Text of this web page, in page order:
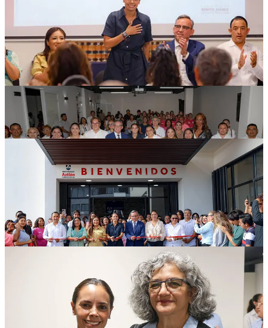
situación, hoy no solamente visibilizamos que no puede existir
violencia contra la mujer sino también actuamos de manera firme y
coordinada”, señaló la Presidenta Municipal.
Por su parte, el rector de la Universidad Aztlán, Gerardo del Valle,
indicó que inicia una próspera relación entre el gobierno, la
comunidad, el programa “Ellas facturan” y la institución, “las
universidades tenemos que educar a hombres y mujeres con
conocimientos, pero también con valores y principios para tener así
una sociedad más justa y más próspera; por lo que me es grato
informarles que la universidad estará aportando a este programa dos
talleres que les darán herramientas para su emprendimiento”, dijo.